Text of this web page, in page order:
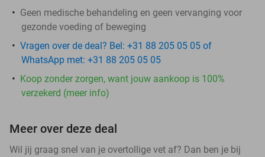
Geen medische behandeling en geen vervanging voor
gezonde voeding of beweging
Vragen over de deal? Bel: +31 88 205 05 05 of
WhatsApp met: +31 88 205 05 05
Koop zonder zorgen, want jouw aankoop is 100%
verzekerd (meer info)
Meer over deze deal
Wil jij graag snel van je overtollige vet af? Dan ben je bij